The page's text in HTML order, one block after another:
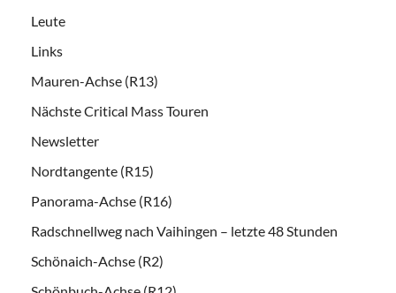
Leute
Links
Mauren-Achse (R13)
Nächste Critical Mass Touren
Newsletter
Nordtangente (R15)
Panorama-Achse (R16)
Radschnellweg nach Vaihingen – letzte 48 Stunden
Schönaich-Achse (R2)